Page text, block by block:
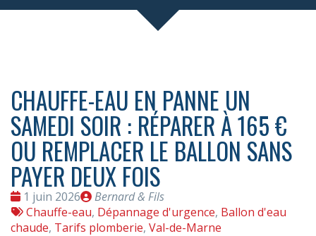
CHAUFFE-EAU EN PANNE UN
SAMEDI SOIR : RÉPARER À 165 €
OU REMPLACER LE BALLON SANS
PAYER DEUX FOIS
Date
:
1 juin 2026
Publié
par
Bernard & Fils
Tags
:
Chauffe-eau, Dépannage d'urgence, Ballon d'eau
chaude, Tarifs plomberie, Val-de-Marne